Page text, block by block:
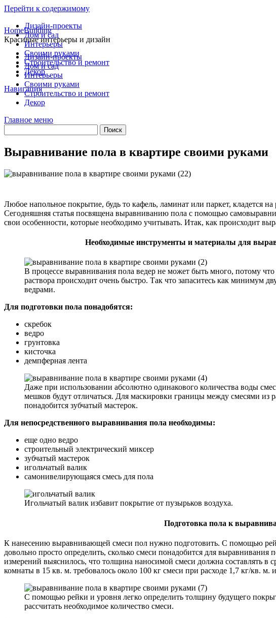
Перейти к содержимому
Дизайн-проекты
Дом и сад
Интерьеры
Своими руками
Строительство и ремонт
Декор
Навигация
HomeBuilding
Красивые интерьеры и дизайн
Дизайн-проекты
Дом и сад
Интерьеры
Своими руками
Строительство и ремонт
Декор
Главное меню
Выравнивание пола в квартире своими руками
Любое напольное покрытие, будь то кафель, ламинат или паркет, кладется на
Сегодняшняя статья посвящена выравниванию пола с помощью
свои особенности, которые необходимо учитывать. Итак, как происходит
Необходимые инструменты и материалы для
В процессе выравнивания пола ведер не может быть много, потому
раствора происходит очень быстро. Так что запаситесь как минимум
ведрами.
Для подготовки пола понадобятся:
скребок
ведро
грунтовка
кисточка
демпферная лента
Даже при использовании абсолютно одинакового количества воды
мешков будут отличаться. Для маскировки границы между смесями из
понадобится зубчатый мастерок.
Для непосредственного выравнивания пола необходимы:
еще одно ведро
строительный электрический миксер
зубчатый мастерок
игольчатый валик
самонивелирующаяся смесь для пола
Игольчатый валик избавит покрытие от пузырьков воздуха.
Подготовка пола к
К нанесению выравнивающей смеси пол нужно подготовить. С помощью
довольно просто определить, сколько смеси понадобится для выравнивания
измерений выяснилось, что толщина наносимой смеси должна составлять
комнаты в 15 кв. м. требовалось около 100 кг смеси при расходе 1,7 кг/кв. м.
С помощью рейки и уровня легко определить толщину будущего
рассчитать необходимое количество смеси.